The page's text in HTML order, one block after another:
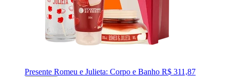
Presente Romeu e Julieta: Corpo e Banho R$ 311,87